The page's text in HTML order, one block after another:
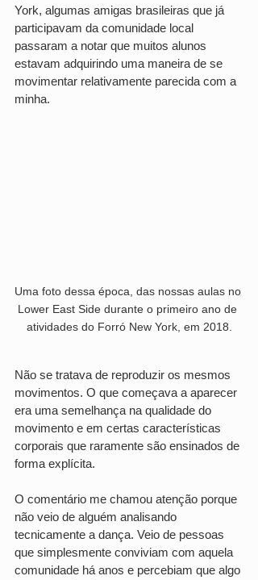
York, algumas amigas brasileiras que já
participavam da comunidade local
passaram a notar que muitos alunos
estavam adquirindo uma maneira de se
movimentar relativamente parecida com a
minha.
Uma foto dessa época, das nossas aulas no
Lower East Side durante o primeiro ano de
atividades do Forró New York, em 2018.
Não se tratava de reproduzir os mesmos
movimentos. O que começava a aparecer
era uma semelhança na qualidade do
movimento e em certas características
corporais que raramente são ensinados de
forma explícita.
O comentário me chamou atenção porque
não veio de alguém analisando
tecnicamente a dança. Veio de pessoas
que simplesmente conviviam com aquela
comunidade há anos e percebiam que algo